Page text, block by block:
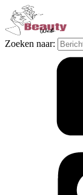
Zoeken naar: